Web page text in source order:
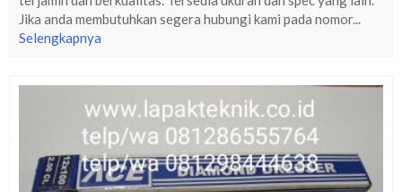
Jika anda membutuhkan segera hubungi kami pada nomor...
Selengkapnya